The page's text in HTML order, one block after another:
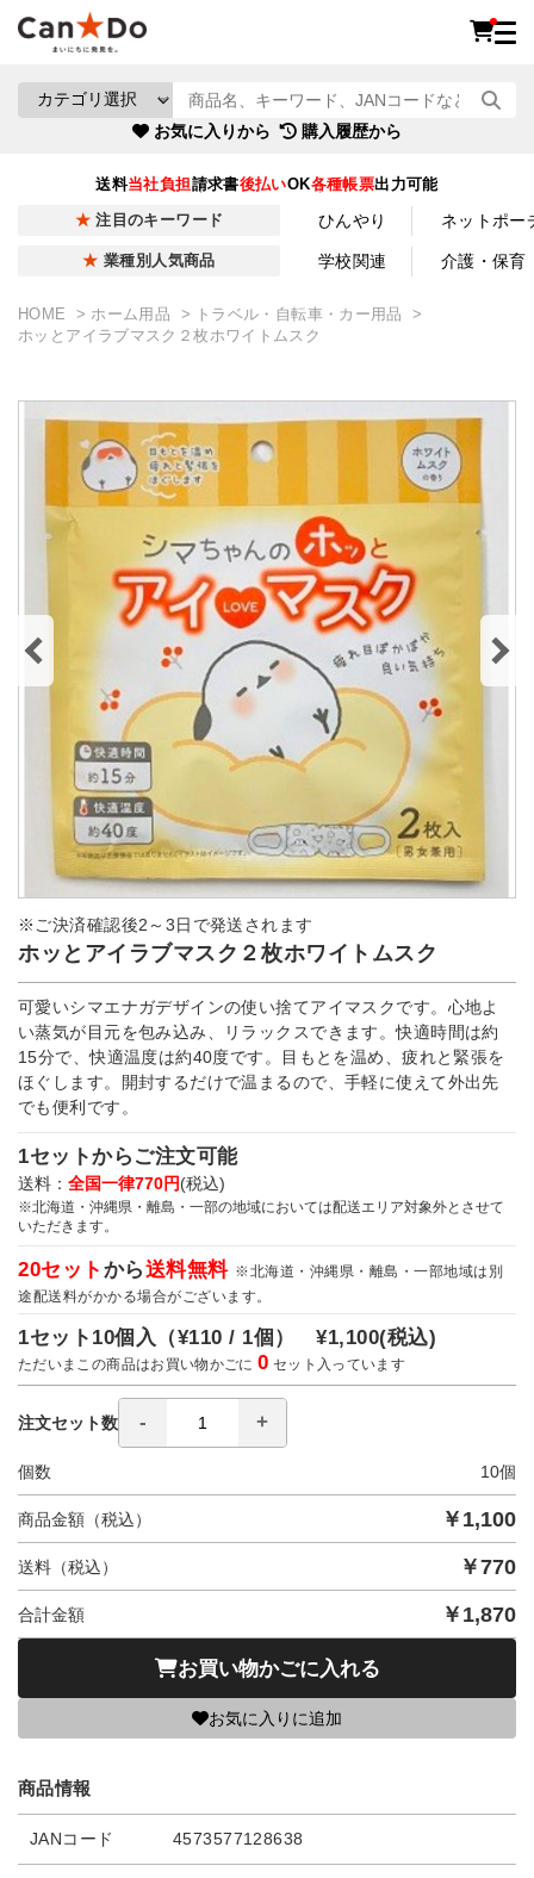
お気に入りから 購入履歴から
送料当社負担請求書後払いOK各種帳票出力可能
注目のキーワード ひんやり ネットポー
業種別人気商品 学校関連 介護・保育
HOME ホーム用品
トラベル・自転車・カー用品
ホッとアイラブマスク２枚ホワイトムスク
※ご決済確認後2～3日で発送されます
ホッとアイラブマスク２枚ホワイトムスク
可愛いシマエナガデザインの使い捨てアイマスクです。心地よ
い蒸気が目元を包み込み、リラックスできます。快適時間は約
15分で、快適温度は約40度です。目もとを温め、疲れと緊張を
ほぐします。開封するだけで温まるので、手軽に使えて外出先
でも便利です。
1セットからご注文可能
送料： 全国一律770円(税込)
※北海道・沖縄県・離島・一部の地域においては配送エリア対象外とさせて
いただきます。
20セット から送料無料 ※北海道・沖縄県・離島・一部地域は別
途配送料がかかる場合がございます。
1セット10個入（¥110 / 1個）¥1,100(税込)
ただいまこの商品はお買い物かごに0 セット入っています
注文セット数
個数 10個
商品金額（税込） ￥ 1,100
送料（税込） ￥770
合計金額 ￥ 1,870
お買い物かごに入れる
お気に入りに追加
商品情報
JANコード 4573577128638